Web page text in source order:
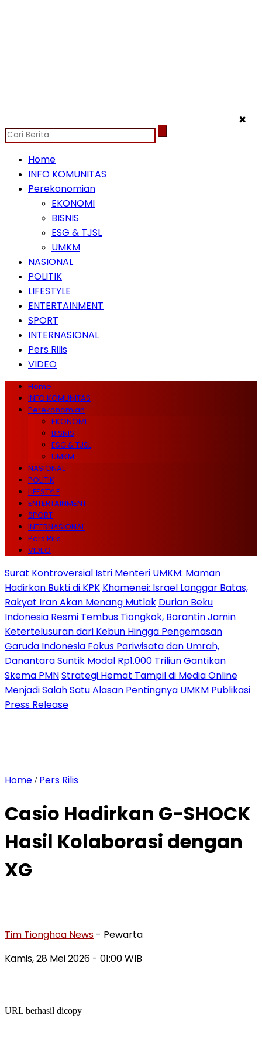
✖
Home
INFO KOMUNITAS
Perekonomian
EKONOMI
BISNIS
ESG & TJSL
UMKM
NASIONAL
POLITIK
LIFESTYLE
ENTERTAINMENT
SPORT
INTERNASIONAL
Pers Rilis
VIDEO
Home
INFO KOMUNITAS
Perekonomian
EKONOMI
BISNIS
ESG & TJSL
UMKM
NASIONAL
POLITIK
LIFESTYLE
ENTERTAINMENT
SPORT
INTERNASIONAL
Pers Rilis
VIDEO
Surat Kontroversial Istri Menteri UMKM: Maman
Hadirkan Bukti di KPK Khamenei: Israel Langgar Batas,
Rakyat Iran Akan Menang Mutlak Durian Beku
Indonesia Resmi Tembus Tiongkok, Barantin Jamin
Ketertelusuran dari Kebun Hingga Pengemasan
Garuda Indonesia Fokus Pariwisata dan Umrah,
Danantara Suntik Modal Rp1.000 Triliun Gantikan
Skema PMNStrategi Hemat Tampil di Media Online
Menjadi Salah Satu Alasan Pentingnya UMKM Publikasi
Press Release
Home / Pers Rilis
Casio Hadirkan G-SHOCK
Hasil Kolaborasi dengan
XG
Tim Tionghoa News - Pewarta
Kamis, 28 Mei 2026 - 01:00 WIB
URL berhasil dicopy